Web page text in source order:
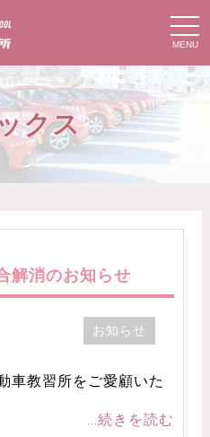
t
o
g
g
e
クス
解消のお知らせ
お知らせ
車教習所をご愛顧いた
...続きを読む